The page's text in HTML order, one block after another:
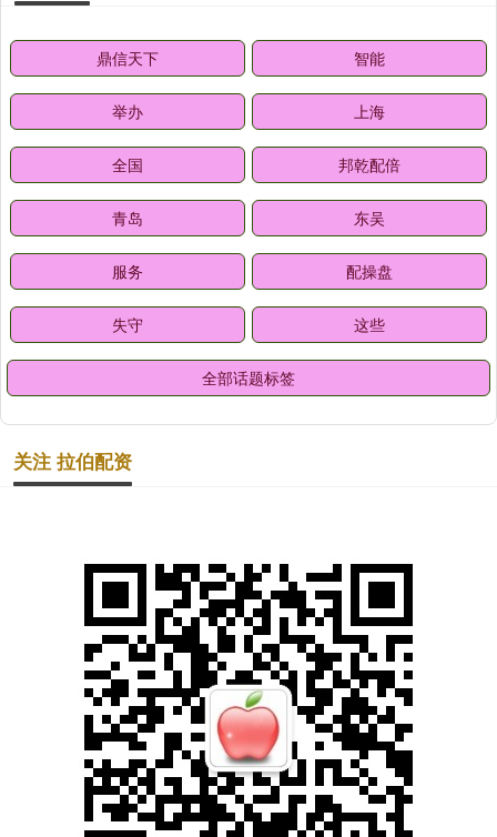
鼎信天下 智能
举办 上海
全国 邦乾配倍
青岛 东吴
服务 配操盘
失守 这些
全部话题标签
关注 拉伯配资